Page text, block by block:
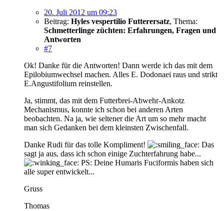
20. Juli 2012 um 09:23
Beitrag: Hyles vespertilio Futterersatz, Thema:
Schmetterlinge züchten: Erfahrungen, Fragen und
Antworten
#7
Ok! Danke für die Antworten! Dann werde ich das mit dem
Epilobiumwechsel machen. Alles E. Dodonaei raus und strikt
E.Angustifolium reinstellen.
Ja, stimmt, das mit dem Futterbrei-Abwehr-Ankotz
Mechanismus, konnte ich schon bei anderen Arten
beobachten. Na ja, wie seltener die Art um so mehr macht
man sich Gedanken bei dem kleinsten Zwischenfall.
Danke Rudi für das tolle Kompliment!
Das
sagt ja aus, dass ich schon einige Zuchterfahrung habe...
PS: Deine Humaris Fuciformis haben sich
alle super entwickelt...
Gruss
Thomas